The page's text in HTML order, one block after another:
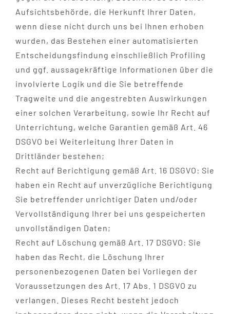
Aufsichtsbehörde, die Herkunft Ihrer Daten,
wenn diese nicht durch uns bei Ihnen erhoben
wurden, das Bestehen einer automatisierten
Entscheidungsfindung einschließlich Profiling
und ggf. aussagekräftige Informationen über die
involvierte Logik und die Sie betreffende
Tragweite und die angestrebten Auswirkungen
einer solchen Verarbeitung, sowie Ihr Recht auf
Unterrichtung, welche Garantien gemäß Art. 46
DSGVO bei Weiterleitung Ihrer Daten in
Drittländer bestehen;
Recht auf Berichtigung gemäß Art. 16 DSGVO: Sie
haben ein Recht auf unverzügliche Berichtigung
Sie betreffender unrichtiger Daten und/oder
Vervollständigung Ihrer bei uns gespeicherten
unvollständigen Daten;
Recht auf Löschung gemäß Art. 17 DSGVO: Sie
haben das Recht, die Löschung Ihrer
personenbezogenen Daten bei Vorliegen der
Voraussetzungen des Art. 17 Abs. 1 DSGVO zu
verlangen. Dieses Recht besteht jedoch